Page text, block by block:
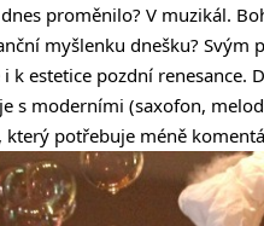
proměnilo? V muzikál.
myšlenku dnešku? Svým
k estetice pozdní
s moderními (saxofon,
potřebuje méně